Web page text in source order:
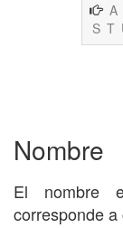
A
S T
Nombre
El nombre
corresponde